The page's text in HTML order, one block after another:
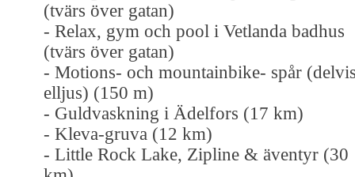
(tvärs över gatan)
- Relax, gym och pool i Vetlanda badhus
(tvärs över gatan)
- Motions- och mountainbike- spår
elljus) (150 m)
- Guldvaskning i Ädelfors (17 km)
- Kleva-gruva (12 km)
- Little Rock Lake, Zipline & äventyr (30